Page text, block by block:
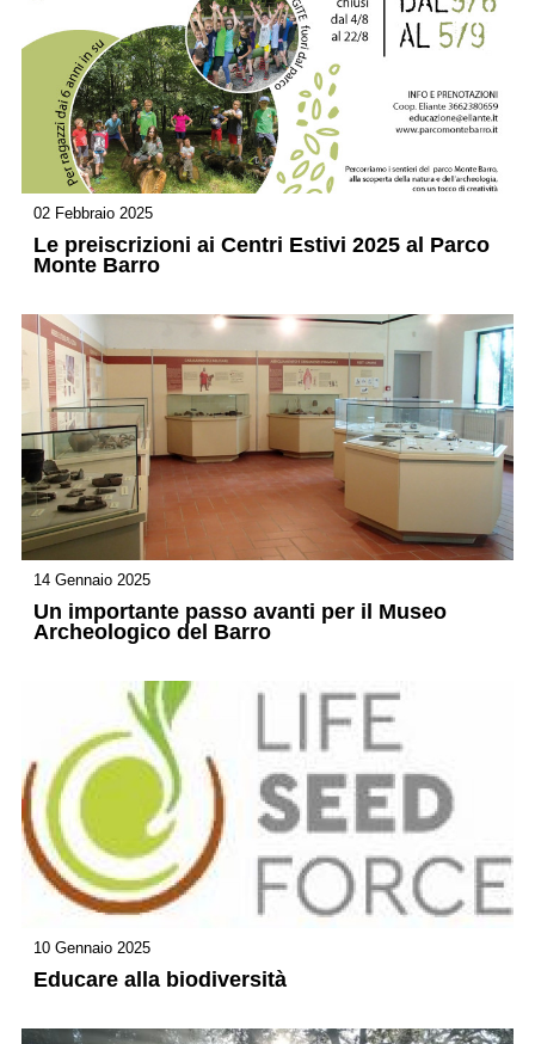
02 Febbraio 2025
Le preiscrizioni ai Centri Estivi 2025 al Parco
Monte Barro
14 Gennaio 2025
Un importante passo avanti per il Museo
Archeologico del Barro
10 Gennaio 2025
Educare alla biodiversità